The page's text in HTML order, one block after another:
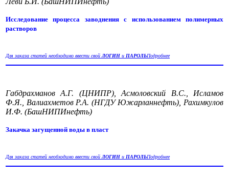
Исследование процесса заводнения с использованием полимерных
растворов
Для заказа статей необходимо ввести свойЛОГИН и ПАРОЛЬПодробнее
Габдрахманов А.Г. (ЦНИПР), Асмоловский В.С., Исламов
Ф.Я., Валиахметов Р.А. (НГДУ Южарланнефть), Рахимкулов
И.Ф. (БашНИПИнефть)
Закачка загущенной воды в пласт
Для заказа статей необходимо ввести свойЛОГИН и ПАРОЛЬПодробнее